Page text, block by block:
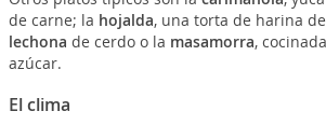
de carne; la hojalda, una torta de harina
lechona de cerdo o la masamorra,
azúcar.
El clima